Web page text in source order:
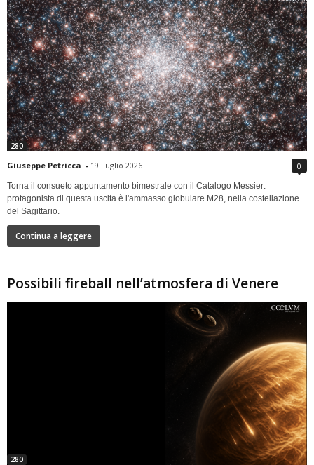
280
Giuseppe Petricca - 19 Luglio 2026 0
Torna il consueto appuntamento bimestrale con il Catalogo Messier:
protagonista di questa uscita è l'ammasso globulare M28, nella costellazione
del Sagittario.
Continua a leggere
Possibili fireball nell’atmosfera di Venere
280